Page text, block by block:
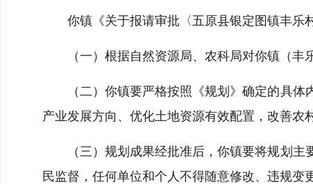
你镇《关于报请审批〈五原县银定图镇丰乐
（一）根据自然资源局、农科局对你镇（
（二）你镇要严格按照《规划》确定的具
产业发展方向、优化土地资源有效配置，改善农
（三）规划成果经批准后，你镇要将规划
民监督，任何单位和个人不得随意修改、违规变更